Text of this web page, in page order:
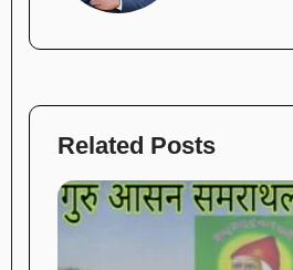
Related Posts